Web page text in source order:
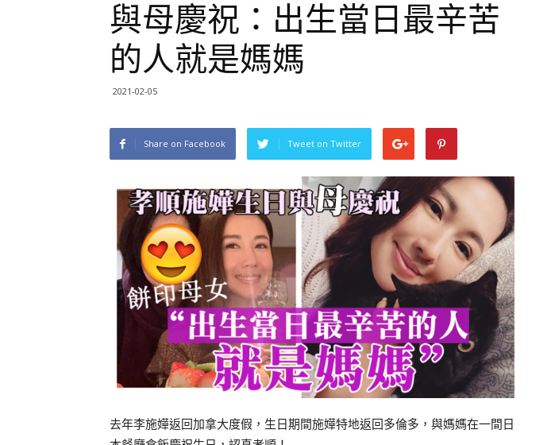
與母慶祝：出生當日最辛苦
的人就是媽媽
2021-02-05
Share on Facebook Tweet on Twitter
去年李施嬅返回加拿大度假，生日期間施嬅特地返回多倫多，與媽媽在一間日